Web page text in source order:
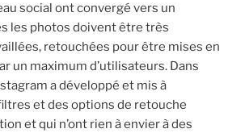
social ont convergé vers un
les photos doivent être très
retouchées pour être mises en
un maximum d’utilisateurs. Dans
a développé et mis à
et des options de retouche
et qui n’ont rien à envier à des